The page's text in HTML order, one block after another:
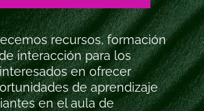
recursos, formación
interacción para los
en ofrecer
de aprendizaje
en el aula de